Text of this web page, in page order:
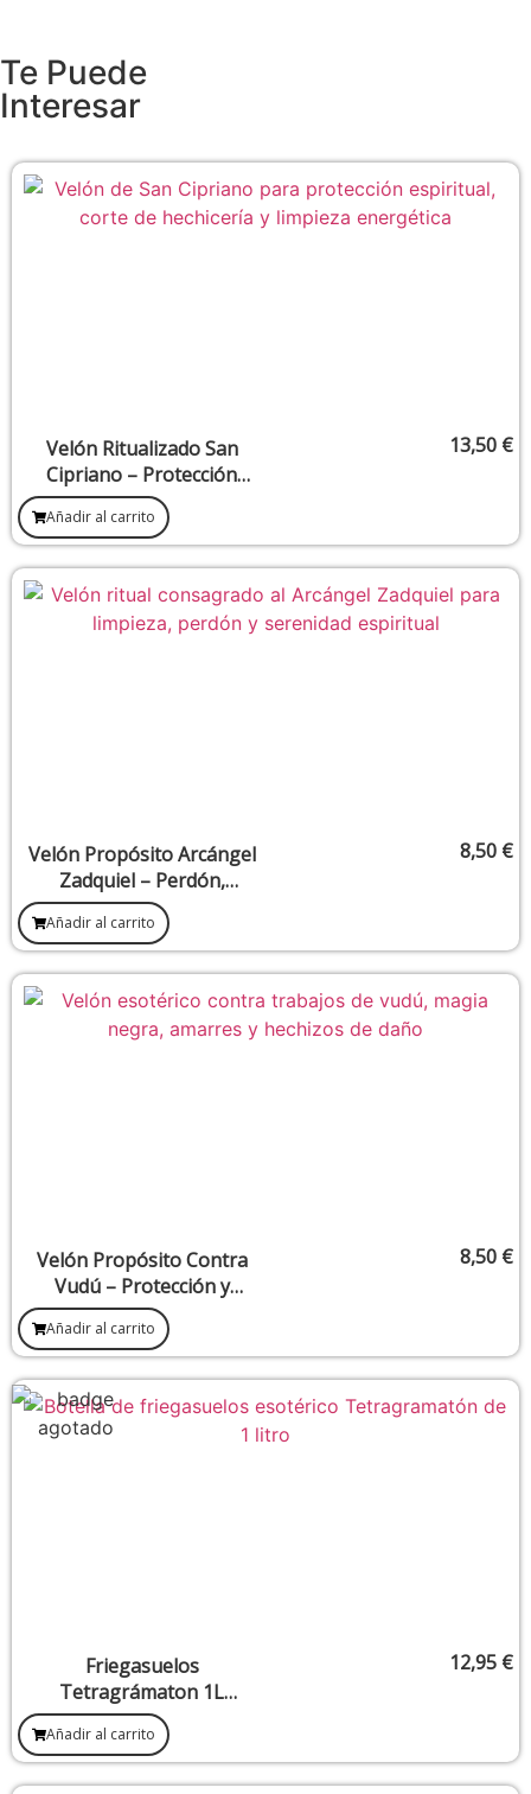
Te Puede
Interesar
Velón Ritualizado San
Cipriano – Protección
contra enemigos y mal de
ojo
13,50 €
Añadir al carrito
Velón Propósito Arcángel
Zadquiel – Perdón,
transmutación y sanación
emocional
8,50 €
Añadir al carrito
Velón Propósito Contra
Vudú – Protección y
anulación de trabajos
oscuros
8,50 €
Añadir al carrito
Friegasuelos
Tetragrámaton 1L
(Destruir Cualquier Tipo De
Brujería O Magia Negra)
12,95 €
Añadir al carrito